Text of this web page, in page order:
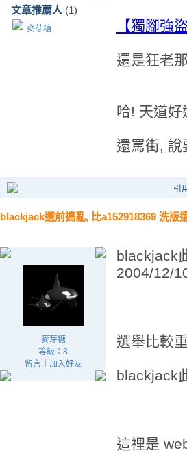
文章推薦人 (1)
麥芽糖 【獨腳強
還是狂老
哈! 天道
還罵街, 說
引
blackjack選前搗亂, 比a152918369 洗版
麥芽糖
等級：8
留言｜ 加入好友
blackjack
2004/12/
選舉比較
blackjack
這裡是